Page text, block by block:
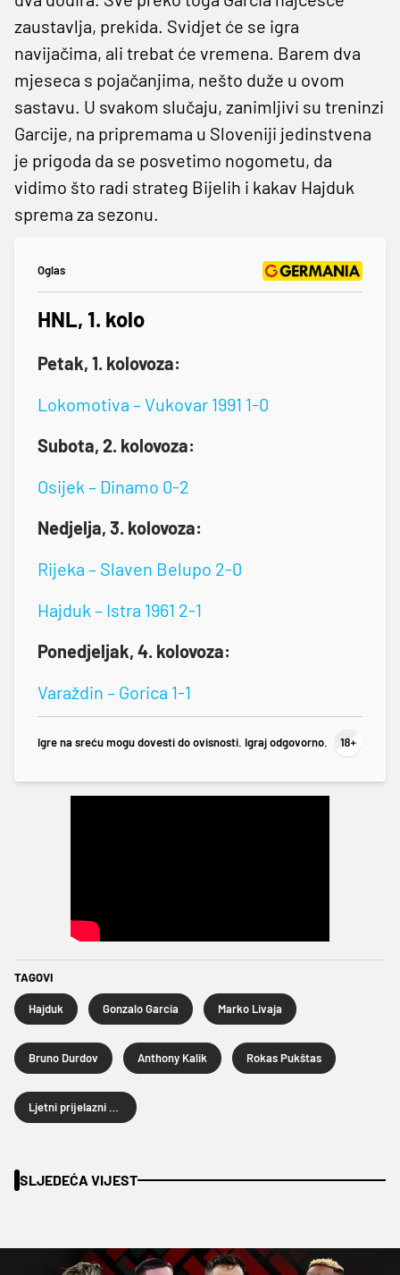
zaustavlja, prekida. Svidjet će se igra
navijačima, ali trebat će vremena. Barem dva
mjeseca s pojačanjima, nešto duže u ovom
sastavu. U svakom slučaju, zanimljivi su treninzi
Garcije, na pripremama u Sloveniji jedinstvena
je prigoda da se posvetimo nogometu, da
vidimo što radi strateg Bijelih i kakav Hajduk
sprema za sezonu.
Oglas
HNL, 1. kolo
Petak, 1. kolovoza:
Lokomotiva – Vukovar 1991 1-0
Subota, 2. kolovoza:
Osijek – Dinamo 0-2
Nedjelja, 3. kolovoza:
Rijeka – Slaven Belupo 2-0
Hajduk – Istra 1961 2-1
Ponedjeljak, 4. kolovoza:
Varaždin – Gorica 1-1
Igre na sreću mogu dovesti do ovisnosti. Igraj odgovorno.
TAGOVI
Hajduk Gonzalo Garcia Marko Livaja
Bruno Durdov Anthony Kalik Rokas Pukštas
SLJEDEĆA VIJEST